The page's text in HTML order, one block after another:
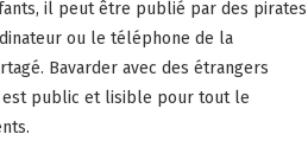
il peut être publié par des pirates
ou le téléphone de la
Bavarder avec des étrangers
est public et lisible pour tout le